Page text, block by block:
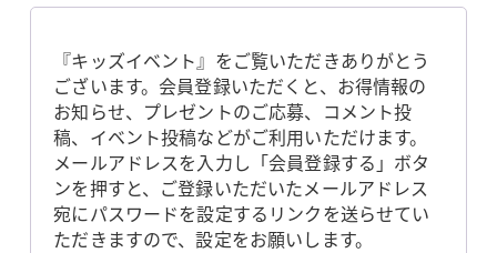
『キッズイベント』をご覧いただきありがとう
ございます。会員登録いただくと、お得情報の
お知らせ、プレゼントのご応募、コメント投
稿、イベント投稿などがご利用いただけます。
メールアドレスを入力し「会員登録する」ボタ
ンを押すと、ご登録いただいたメールアドレス
宛にパスワードを設定するリンクを送らせてい
ただきますので、設定をお願いします。